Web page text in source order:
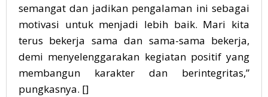
semangat dan jadikan pengalaman ini sebagai
motivasi untuk menjadi lebih baik. Mari kita
terus bekerja sama dan sama-sama bekerja,
demi menyelenggarakan kegiatan positif yang
membangun karakter dan berintegritas,”
pungkasnya. []